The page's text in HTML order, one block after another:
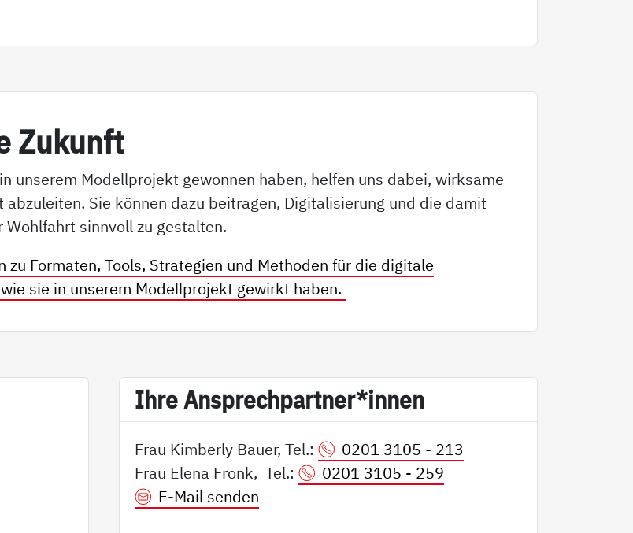
Zu­kunft
unserem Modellprojekt gewonnen haben, helfen uns dabei, wirksame
Sie können dazu beitragen, Digitalisierung und die damit
sinnvoll zu gestalten.
Formaten, Tools, Strategien und Methoden für die digitale
sie in unserem Modellprojekt gewirkt haben.
Ih­re An­sp­rech­part­ner*in­nen
Frau Kimberly Bauer, Tel.:
0201 3105 - 213
Frau Elena Fronk, Tel.:
0201 3105 - 259
E-Mail senden